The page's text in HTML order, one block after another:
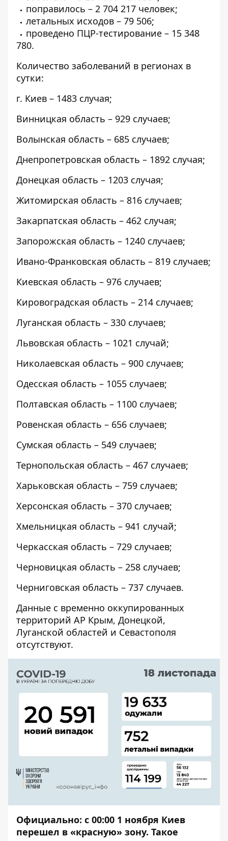
поправилось – 2 704 217 человек;
летальных исходов – 79 506;
проведено ПЦР-тестирование – 15 348
780.
Количество заболеваний в регионах в
сутки:
г. Киев – 1483 случая;
Винницкая область – 929 случаев;
Волынская область – 685 случаев;
Днепропетровская область – 1892 случая;
Донецкая область – 1203 случая;
Житомирская область – 816 случаев;
Закарпатская область – 462 случая;
Запорожская область – 1240 случаев;
Ивано-Франковская область – 819 случаев;
Киевская область – 976 случаев;
Кировоградская область – 214 случаев;
Луганская область – 330 случаев;
Львовская область – 1021 случай;
Николаевская область – 900 случаев;
Одесская область – 1055 случаев;
Полтавская область – 1100 случаев;
Ровенская область – 656 случаев;
Сумская область – 549 случаев;
Тернопольская область – 467 случаев;
Харьковская область – 759 случаев;
Херсонская область – 370 случаев;
Хмельницкая область – 941 случай;
Черкасская область – 729 случаев;
Черновицкая область – 258 случаев;
Черниговская область – 737 случаев.
Данные с временно оккупированных
территорий АР Крым, Донецкой,
Луганской областей и Севастополя
отсутствуют.
Официально: с 00:00 1 ноября Киев
перешел в «красную» зону. Такое